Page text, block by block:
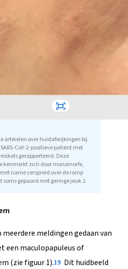
artikelen over huidafwijkingen bij
CoV-2-positieve patiënt met
gerapporteerd. Deze
kenmerkt zich door monomorfe,
name verspreid over de romp
soms gepaard met geringe jeuk.1
meldingen gedaan van
een maculopapuleus of
(zie figuur 1).19 Dit huidbeeld